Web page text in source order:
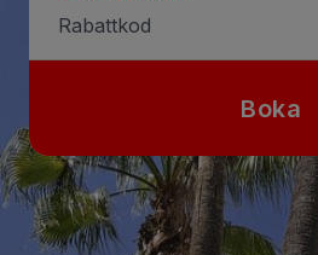
Boka